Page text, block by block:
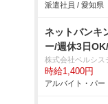
派遣社員 / 愛知県
ネットバンキ
ー/週休3日
株式会社ベルシス
時給1,400円
アルバイト・パー